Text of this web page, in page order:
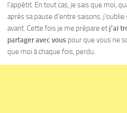
l’appétit. En tout cas, je sais que moi,
après sa pause d’entre saisons,
avant. Cette fois je me prépare et j’ai
partager avec vous pour que vous ne
que moi à chaque fois, perdu.